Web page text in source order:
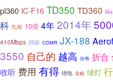
pl360 IC-F16 TD350 TD360
科 扎根 10倍 4年 2014年
410Mbps 26家 CDMR JX-188
3550 自己的 越高 分布 折合
收听 费用 有得 锂电 非标 绿灯